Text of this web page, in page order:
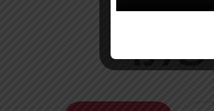
והטבות?